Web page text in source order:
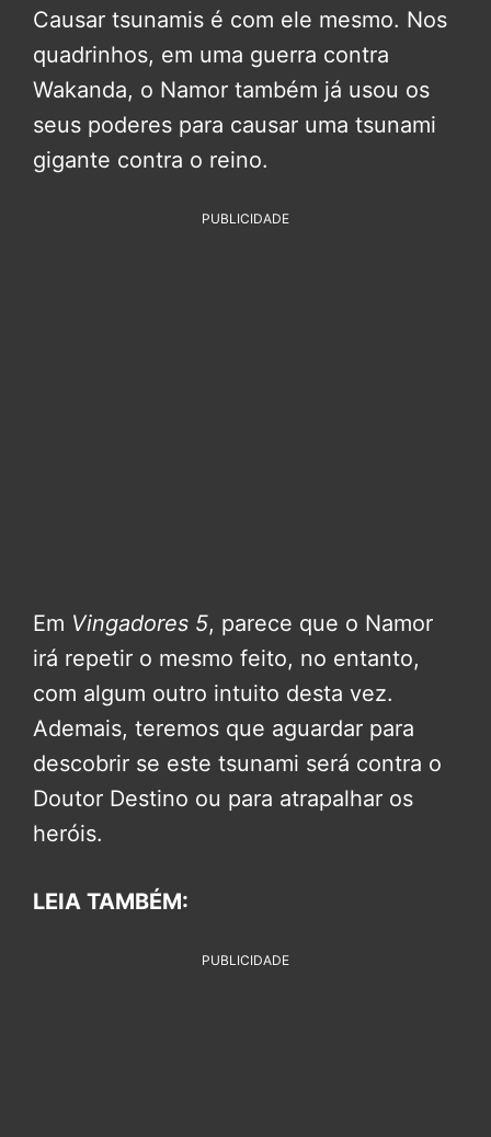
Causar tsunamis é com ele mesmo. Nos
quadrinhos, em uma guerra contra
Wakanda, o Namor também já usou os
seus poderes para causar uma tsunami
gigante contra o reino.
PUBLICIDADE
Em Vingadores 5, parece que o Namor
irá repetir o mesmo feito, no entanto,
com algum outro intuito desta vez.
Ademais, teremos que aguardar para
descobrir se este tsunami será contra o
Doutor Destino ou para atrapalhar os
heróis.
LEIA TAMBÉM:
PUBLICIDADE